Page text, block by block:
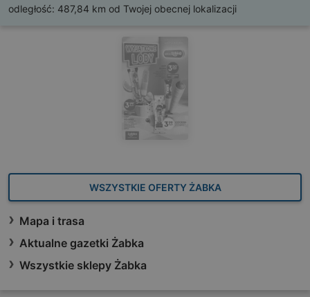
odległość: 487,84 km od Twojej obecnej lokalizacji
WSZYSTKIE OFERTY ŻABKA
Mapa i trasa
Aktualne gazetki Żabka
Wszystkie sklepy Żabka